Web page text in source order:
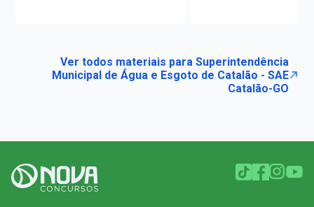
Ver todos materiais para Superintendência
Municipal de Água e Esgoto de Catalão - SAE
Catalão-GO